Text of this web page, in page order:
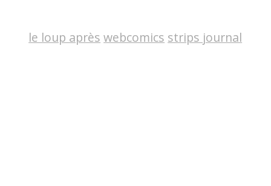
le loup après webcomics strips journal